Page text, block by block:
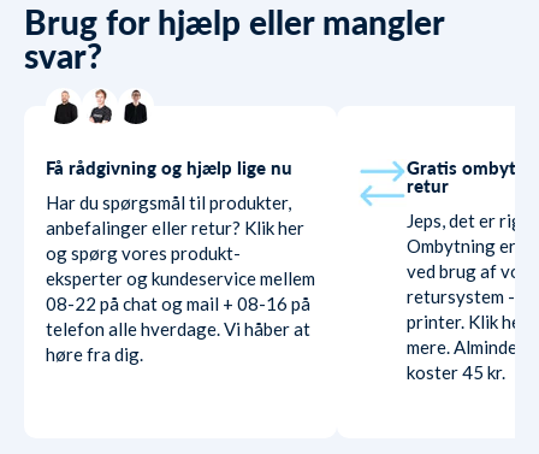
Brug for hjælp eller mangler
svar?
Få rådgivning og hjælp lige nu
Har du spørgsmål til produkter,
anbefalinger eller retur? Klik her
og spørg vores produkt-
eksperter og kundeservice mellem
08-22 på chat og mail + 08-16 på
telefon alle hverdage. Vi håber at
høre fra dig.
Gratis
retur
Jeps, det er
Ombytning er
ved brug af
retursystem -
printer. Klik her
mere.
koster 45 kr.